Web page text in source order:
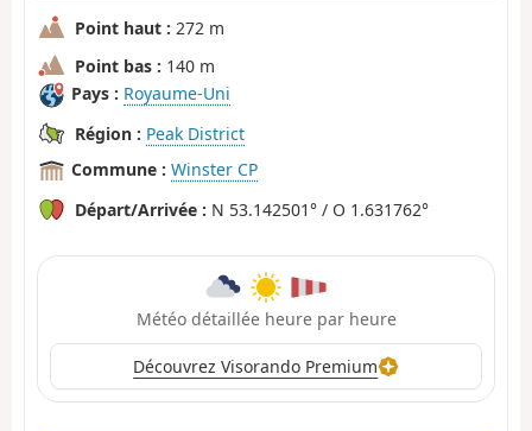
Point haut : 272 m
Point bas : 140 m
Pays : Royaume-Uni
Région : Peak District
Commune : Winster CP
Départ/Arrivée : N 53.142501° / O 1.631762°
Météo détaillée heure par heure
Découvrez Visorando Premium